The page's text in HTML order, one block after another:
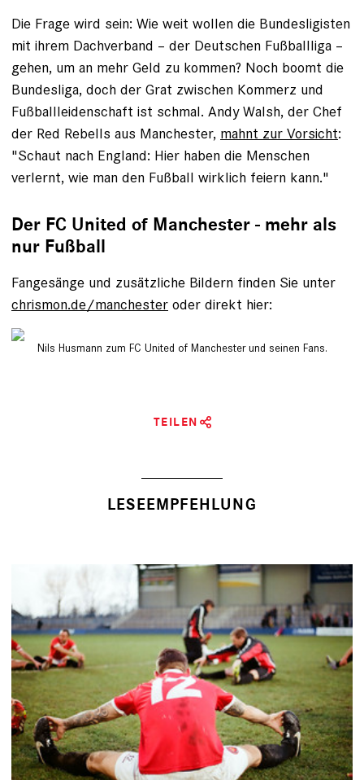
Die Frage wird sein: Wie weit wollen die Bundesligisten
mit ihrem Dachverband – der Deutschen Fußballliga –
gehen, um an mehr Geld zu kommen? Noch boomt die
Bundesliga, doch der Grat zwischen Kommerz und
Fußballleidenschaft ist schmal. Andy Walsh, der Chef
der Red Rebells aus Manchester, mahnt zur Vorsicht:
"Schaut nach England: Hier haben die Menschen
verlernt, wie man den Fußball wirklich feiern kann."
Der FC United of Manchester - mehr als
nur Fußball
Fangesänge und zusätzliche Bildern finden Sie unter
chrismon.de/manchester oder direkt hier:
Nils Husmann zum FC United of Manchester und seinen Fans.
TEILEN
LESEEMPFEHLUNG